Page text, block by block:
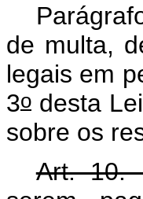
de multa,
legais em
3o desta
sobre os
Art. 10.